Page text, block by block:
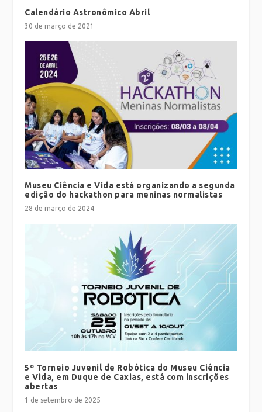
Calendário Astronômico Abril
30 de março de 2021
Museu Ciência e Vida está organizando a segunda
edição do hackathon para meninas normalistas
28 de março de 2024
5º Torneio Juvenil de Robótica do Museu Ciência
e Vida, em Duque de Caxias, está com inscrições
abertas
1 de setembro de 2025